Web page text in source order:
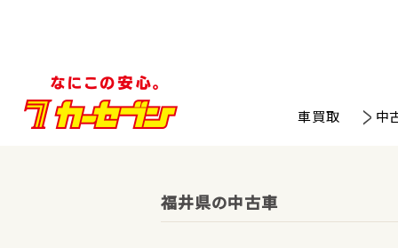
車買取 中
福井県の中古車